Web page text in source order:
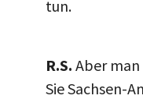
tun.
R.S. Aber man
Sie Sachsen-